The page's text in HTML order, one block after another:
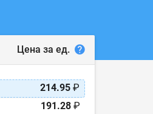
Цена за ед.
214.95 ₽
191.28 ₽